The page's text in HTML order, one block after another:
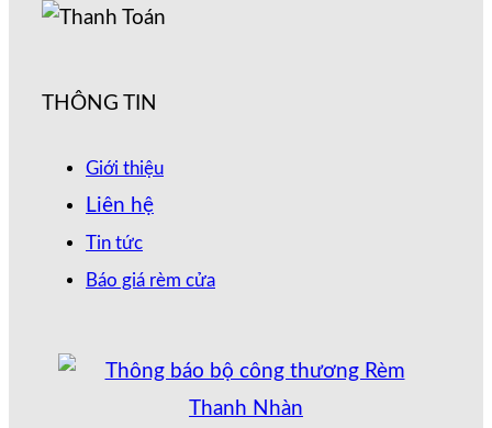
THÔNG TIN
Giới thiệu
Liên hệ
Tin tức
Báo giá rèm cửa